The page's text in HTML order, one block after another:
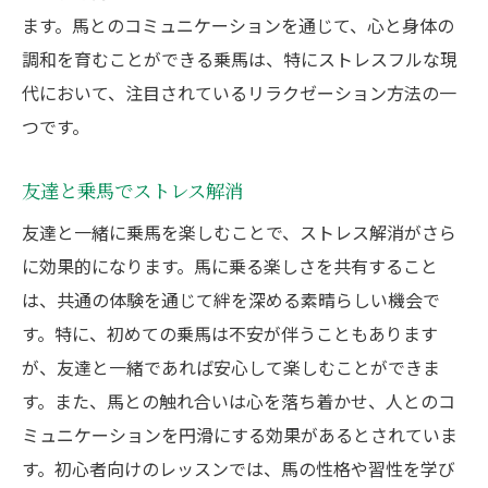
ます。馬とのコミュニケーションを通じて、心と身体の
調和を育むことができる乗馬は、特にストレスフルな現
代において、注目されているリラクゼーション方法の一
つです。
友達と乗馬でストレス解消
友達と一緒に乗馬を楽しむことで、ストレス解消がさら
に効果的になります。馬に乗る楽しさを共有すること
は、共通の体験を通じて絆を深める素晴らしい機会で
す。特に、初めての乗馬は不安が伴うこともあります
が、友達と一緒であれば安心して楽しむことができま
す。また、馬との触れ合いは心を落ち着かせ、人とのコ
ミュニケーションを円滑にする効果があるとされていま
す。初心者向けのレッスンでは、馬の性格や習性を学び